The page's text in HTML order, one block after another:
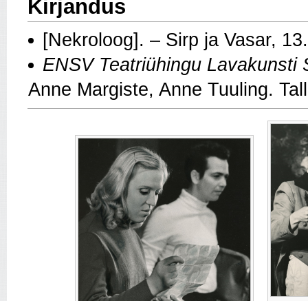
Kirjandus
[Nekroloog]. – Sirp ja Vasar,
ENSV Teatriühingu Lavakunsti
Anne Margiste, Anne Tuuling.